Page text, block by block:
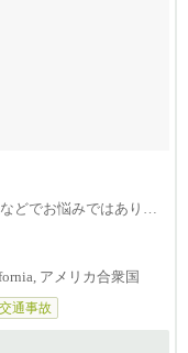
どでお悩みではありま
アメリカ合衆国
交通事故